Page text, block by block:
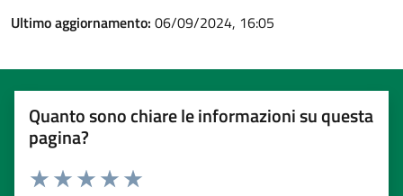
Ultimo aggiornamento: 06/09/2024, 16:05
Quanto sono chiare le informazioni su questa
pagina?